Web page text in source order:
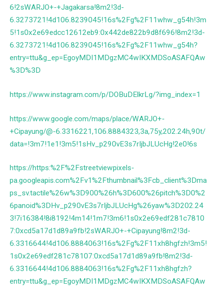
6!2sWARJO+-+Jagakarsa!8m2!3d-
6.3273721!4d106.8239045!16s%2Fg%2F11whw_g54h!3m
5!1s0x2e69edcc12612eb9:0x442de822b9d8f696!8m2!3d-
6.3273721!4d106.8239045!16s%2Fg%2F11whw_g54h?
entry=ttu&g_ep=EgoyMDI1MDgzMC4wIKXMDSoASAFQAw
%3D%3D
https://www.instagram.com/p/DOBuDElkrLg/?img_index=1
https://www.google.com/maps/place/WARJO+-
+Cipayung/@-6.3316221,106.8884323,3a,75y,202.24h,90t/
data=!3m7!1e1!3m5!1sHv_p290vE3s7rIjbJLUcHg!2e0!6s
https://https:%2F%2Fstreetviewpixels-
pa.googleapis.com%2Fv1%2Fthumbnail%3Fcb_client%3Dma
ps_sv.tactile%26w%3D900%26h%3D600%26pitch%3D0%2
6panoid%3DHv_p290vE3s7rIjbJLUcHg%26yaw%3D202.24
3!7i16384!8i8192!4m14!1m7!3m6!1s0x2e69edf281c7810
7:0xcd5a17d1d89a9fb!2sWARJO+-+Cipayung!8m2!3d-
6.3316644!4d106.8884063!16s%2Fg%2F11xh8hgfzh!3m5!
1s0x2e69edf281c78107:0xcd5a17d1d89a9fb!8m2!3d-
6.3316644!4d106.8884063!16s%2Fg%2F11xh8hgfzh?
entry=ttu&g_ep=EgoyMDI1MDgzMC4wIKXMDSoASAFQAw